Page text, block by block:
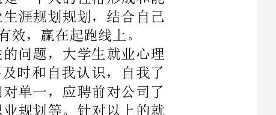
准备不足主要体现在自我角色转换不够及时和自我认识，自我了
解不够准确，职业能力不足，知识结构相对单一，应聘前对公司了
解不够，缺乏规范的职业指导与清晰的职业规划等。针对以上的就
业形势分析，可见大学生做出科学合理的职业形势规划具有重大意
我喜欢从事高效有序性的工作，包括企事业或行政单位的职业